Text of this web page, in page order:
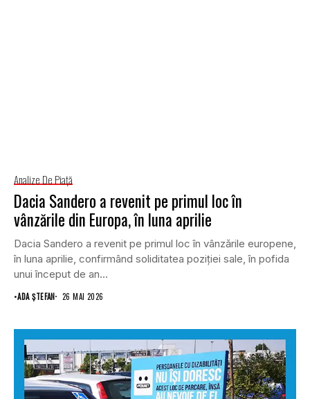
Analize De Piață
Dacia Sandero a revenit pe primul loc în
vânzările din Europa, în luna aprilie
Dacia Sandero a revenit pe primul loc în vânzările europene,
în luna aprilie, confirmând soliditatea poziției sale, în pofida
unui început de an...
•ADA ȘTEFAN 26 MAI 2026